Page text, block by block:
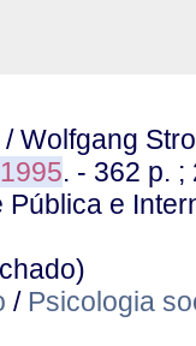
/ Wolfgang
1995. - 362 p. ;
e
/ Psicologia